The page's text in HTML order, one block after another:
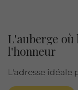
L'auberge où
l'honneur
L'adresse idéale